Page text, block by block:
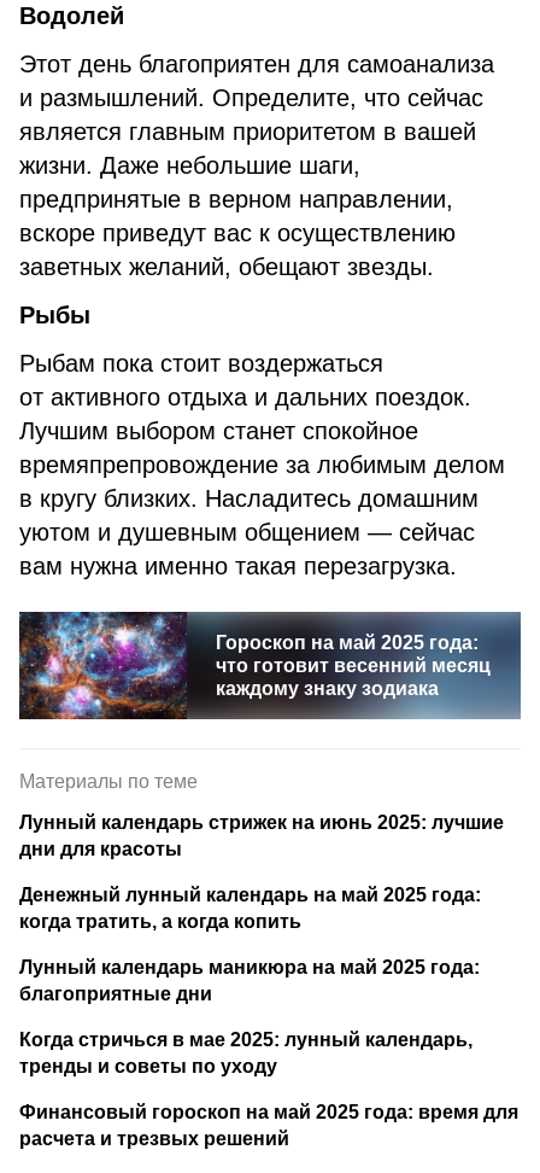
Водолей
Этот день благоприятен для самоанализа
и размышлений. Определите, что сейчас
является главным приоритетом в вашей
жизни. Даже небольшие шаги,
предпринятые в верном направлении,
вскоре приведут вас к осуществлению
заветных желаний, обещают звезды.
Рыбы
Рыбам пока стоит воздержаться
от активного отдыха и дальних поездок.
Лучшим выбором станет спокойное
времяпрепровождение за любимым делом
в кругу близких. Насладитесь домашним
уютом и душевным общением — сейчас
вам нужна именно такая перезагрузка.
Гороскоп на май 2025 года:
что готовит весенний месяц
каждому знаку зодиака
Материалы по теме
Лунный календарь стрижек на июнь 2025: лучшие
дни для красоты
Денежный лунный календарь на май 2025 года:
когда тратить, а когда копить
Лунный календарь маникюра на май 2025 года:
благоприятные дни
Когда стричься в мае 2025: лунный календарь,
тренды и советы по уходу
Финансовый гороскоп на май 2025 года: время для
расчета и трезвых решений